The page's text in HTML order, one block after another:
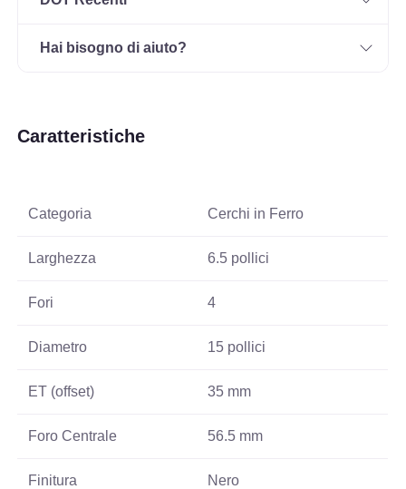
Hai bisogno di aiuto?
Caratteristiche
Categoria Cerchi in Ferro
Larghezza 6.5 pollici
Fori 4
Diametro 15 pollici
ET (offset) 35 mm
Foro Centrale 56.5 mm
Finitura Nero